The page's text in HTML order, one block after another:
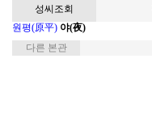
성씨조회
원평(原平) 야(夜)
다른 본관